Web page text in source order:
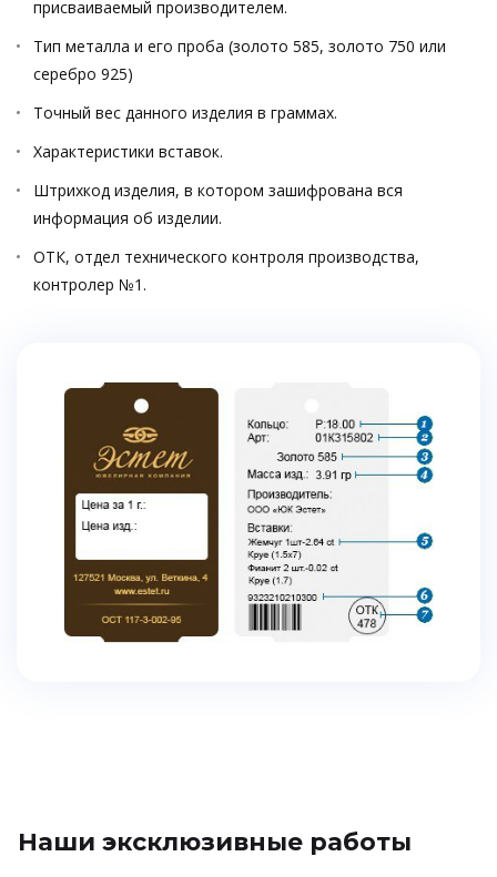
присваиваемый производителем.
Тип металла и его проба (золото 585, золото 750 или
серебро 925)
Точный вес данного изделия в граммах.
Характеристики вставок.
Штрихкод изделия, в котором зашифрована вся
информация об изделии.
ОТК, отдел технического контроля производства,
контролер №1.
Наши эксклюзивные работы